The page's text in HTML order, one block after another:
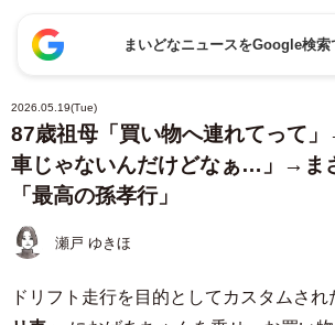
まいどなニュースをGoogle検索
2026.05.19(Tue)
87歳祖母「買い物へ連れてって
車じゃないんだけどなぁ…」→ま
「最高の孫孝行」
瀬戸 ゆきほ
ドリフト走行を目的としてカスタムされ